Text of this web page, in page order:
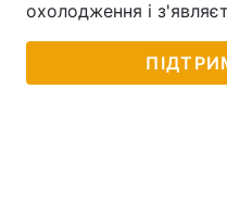
охолодження і